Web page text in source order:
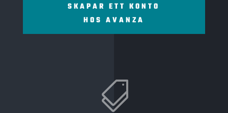
SKAPAR ETT KONTO
HOS AVANZA
